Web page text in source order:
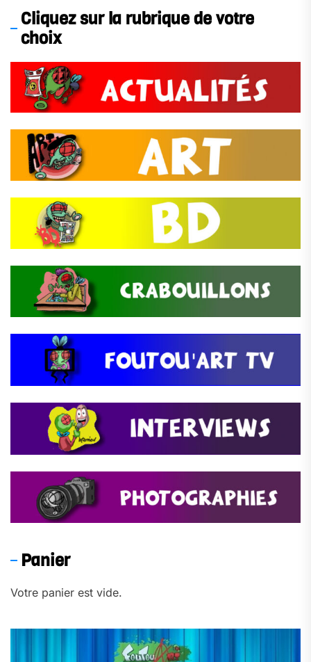
Cliquez sur la rubrique de votre
choix
Panier
Votre panier est vide.